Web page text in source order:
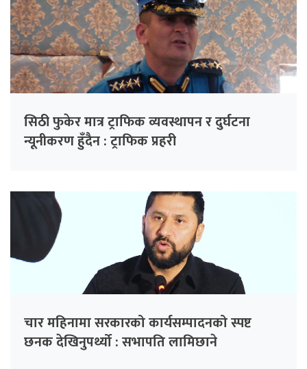
सिठी फुकेर मात्र ट्राफिक व्यवस्थापन र दुर्घटना
न्यूनीकरण हुँदैन : ट्राफिक प्रहरी
चार महिनामा सरकारको कार्यसम्पादनको स्पष्ट
छनक देखिनुपर्थ्यो : सभापति लामिछाने